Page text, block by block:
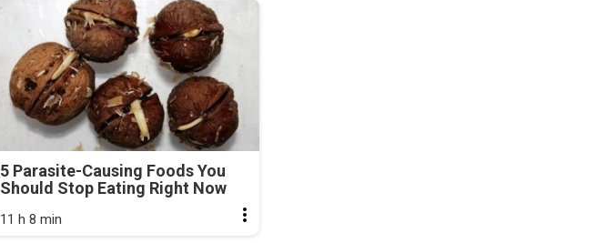
5 Parasite-Causing Foods You
Should Stop Eating Right Now
11 h 8 min